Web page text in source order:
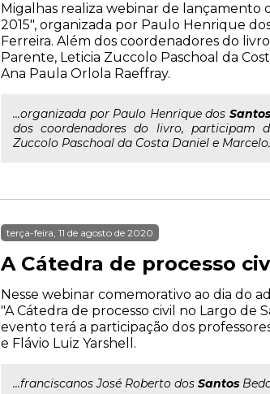
Migalhas realiza webinar de lançamento
2015", organizada por Paulo Henrique
Ferreira. Além dos coordenadores do
Parente, Leticia Zuccolo Paschoal da
Ana Paula Orlola Raeffray.
...organizada por Paulo Henrique dos Santos
dos coordenadores do livro, participam
Zuccolo Paschoal da Costa Daniel e
terça-feira, 11 de agosto de 2020
A Cátedra de processo
Nesse webinar comemorativo ao dia do
"A Cátedra de processo civil no Largo de
evento terá a participação dos
e Flávio Luiz Yarshell.
...franciscanos José Roberto dos Santos